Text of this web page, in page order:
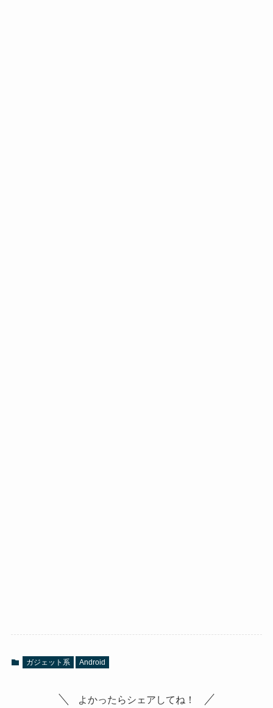
ガジェット系 Android
よかったらシェアしてね！